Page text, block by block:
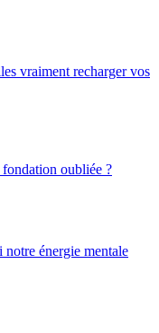
vraiment recharger vos
fondation oubliée ?
énergie mentale